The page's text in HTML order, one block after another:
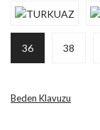
36 38
Beden Klavuzu